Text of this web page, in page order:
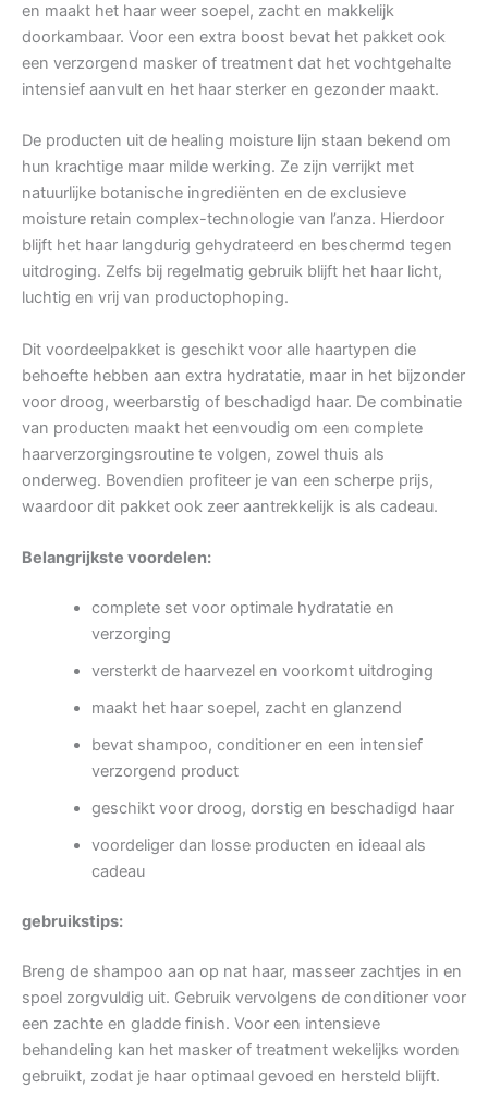
en maakt het haar weer soepel, zacht en makkelijk
doorkambaar. Voor een extra boost bevat het pakket ook
een verzorgend masker of treatment dat het vochtgehalte
intensief aanvult en het haar sterker en gezonder maakt.
De producten uit de healing moisture lijn staan bekend om
hun krachtige maar milde werking. Ze zijn verrijkt met
natuurlijke botanische ingrediënten en de exclusieve
moisture retain complex-technologie van l’anza. Hierdoor
blijft het haar langdurig gehydrateerd en beschermd tegen
uitdroging. Zelfs bij regelmatig gebruik blijft het haar licht,
luchtig en vrij van productophoping.
Dit voordeelpakket is geschikt voor alle haartypen die
behoefte hebben aan extra hydratatie, maar in het bijzonder
voor droog, weerbarstig of beschadigd haar. De combinatie
van producten maakt het eenvoudig om een complete
haarverzorgingsroutine te volgen, zowel thuis als
onderweg. Bovendien profiteer je van een scherpe prijs,
waardoor dit pakket ook zeer aantrekkelijk is als cadeau.
Belangrijkste voordelen:
complete set voor optimale hydratatie en
verzorging
versterkt de haarvezel en voorkomt uitdroging
maakt het haar soepel, zacht en glanzend
bevat shampoo, conditioner en een intensief
verzorgend product
geschikt voor droog, dorstig en beschadigd haar
voordeliger dan losse producten en ideaal als
cadeau
gebruikstips:
Breng de shampoo aan op nat haar, masseer zachtjes in en
spoel zorgvuldig uit. Gebruik vervolgens de conditioner voor
een zachte en gladde finish. Voor een intensieve
behandeling kan het masker of treatment wekelijks worden
gebruikt, zodat je haar optimaal gevoed en hersteld blijft.